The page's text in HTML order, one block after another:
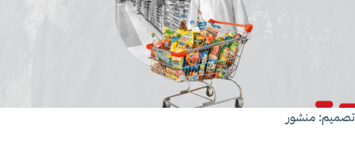
منشور